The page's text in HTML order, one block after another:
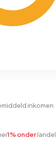
inkomen
1% onder